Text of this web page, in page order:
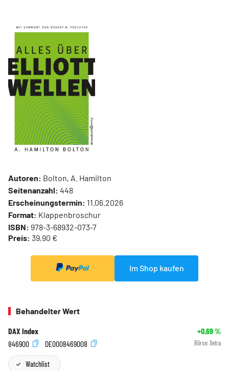
Autoren: Bolton, A. Hamilton
Seitenanzahl: 448
Erscheinungstermin: 11.06.2026
Format: Klappenbroschur
ISBN: 978-3-68932-073-7
Preis: 39,90 €
Im Shop kaufen
Behandelter Wert
DAX Index +0,69%
846900
DE0008469008 Börse: Xetra
Watchlist